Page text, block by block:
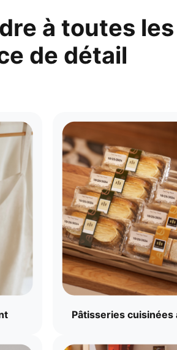
à toutes les
de détail
Pâtisseries cuisinées